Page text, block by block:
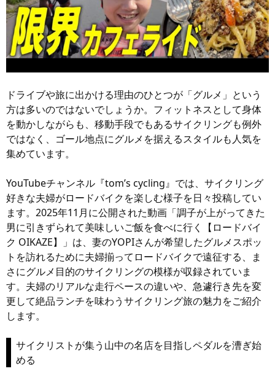
ドライブや旅に出かける理由のひとつが「グルメ」という
方は多いのではないでしょうか。フィットネスとして身体
を動かしながらも、移動手段でもあるサイクリングも例外
ではなく、ゴール地点にグルメを据えるスタイルも人気を
集めています。
YouTubeチャンネル『tom’s cycling』では、サイクリング
好きな夫婦がロードバイクを楽しむ様子を日々投稿してい
ます。2025年11月に公開された動画「調子が上がってきた
男に引きずられて美味しいご飯を食べに行く【ロードバイ
ク OIKAZE】」は、妻のYOPIさんが希望したグルメスポッ
トを訪れるために夫婦揃ってロードバイクで遠征する、ま
さにグルメ目的のサイクリングの模様が収録されていま
す。夫婦のリアルな走行ペースの違いや、急遽行き先を変
更して絶品ランチを味わうサイクリング旅の魅力をご紹介
します。
サイクリストが集う山中の名店を目指しペダルを漕ぎ始
める